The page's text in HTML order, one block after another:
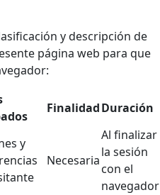
y descripción de
página web para que
FinalidadDuración
y
Necesaria
Al finalizar
la sesión
con el
navegador